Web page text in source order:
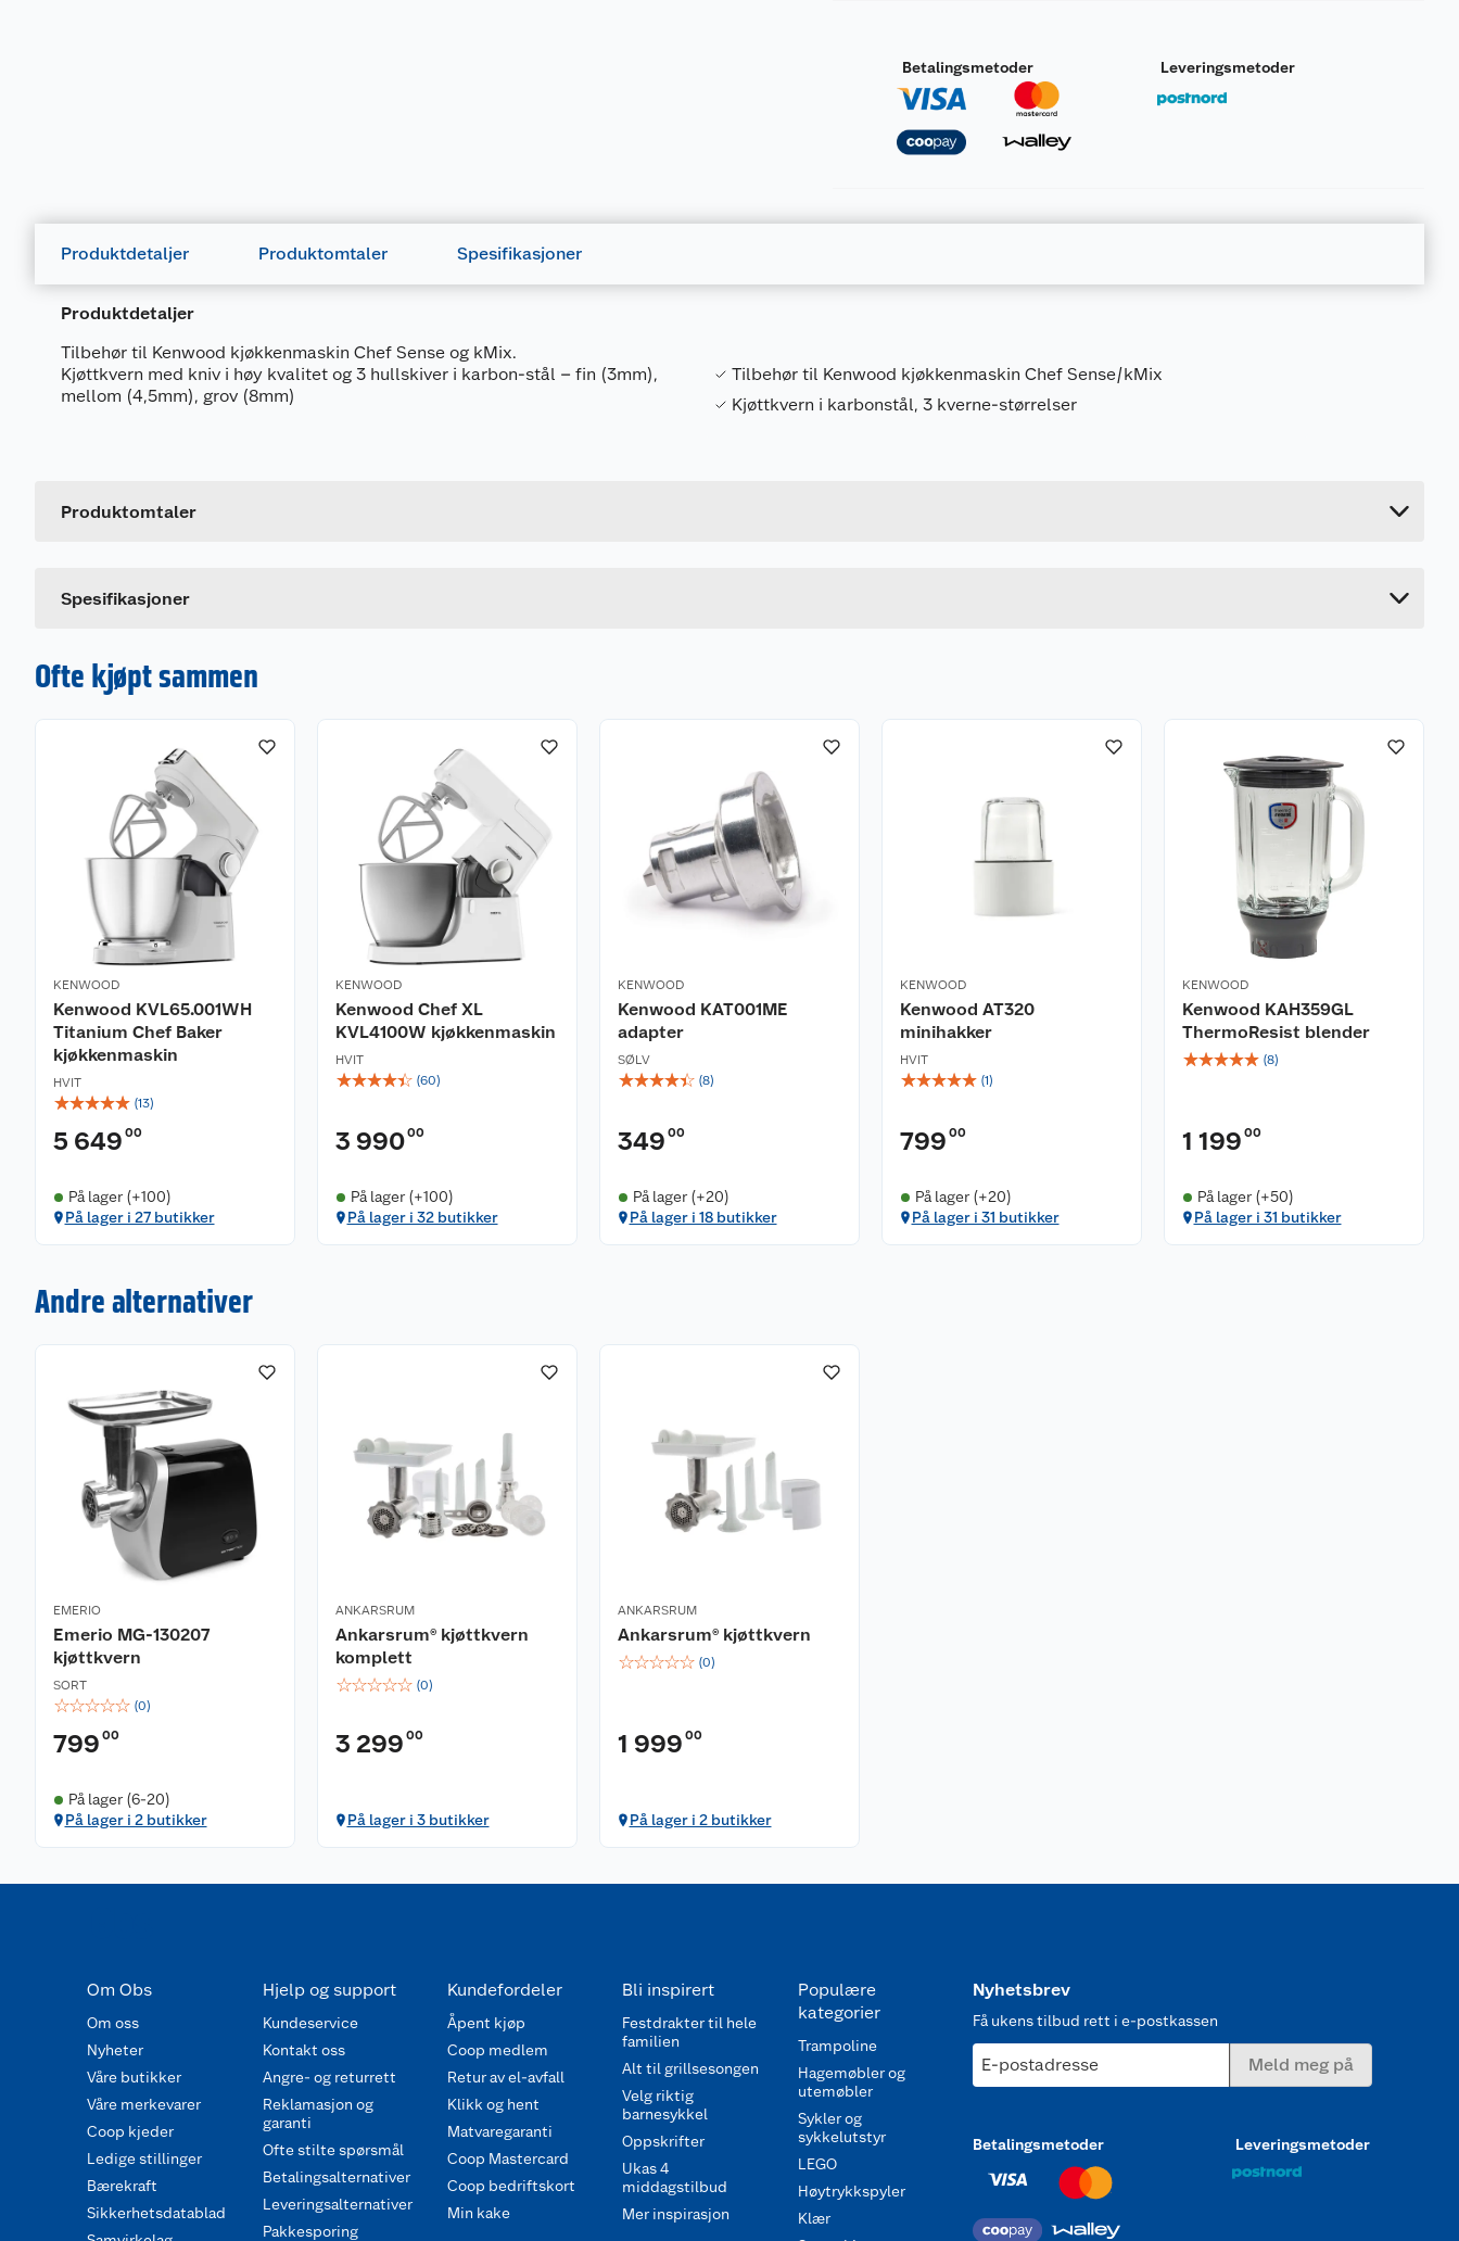
Betalingsmetoder Leveringsmetoder
Produktdetaljer Produktomtaler Spesifikasjoner
Produktdetaljer
Tilbehør til Kenwood kjøkkenmaskin Chef Sense og kMix.
Kjøttkvern med kniv i høy kvalitet og 3 hullskiver i karbon-stål – fin (3mm),
mellom (4,5mm), grov (8mm)
Tilbehør til Kenwood kjøkkenmaskin Chef Sense/kMix
Kjøttkvern i karbonstål, 3 kverne-størrelser
Produktomtaler
Spesifikasjoner
Leverandørens artikkelnummer
Ofte kjøpt sammen
KENWOOD
Kenwood KVL65.001WH
Titanium Chef Baker
kjøkkenmaskin
HVIT
☆☆☆☆☆ (13)
5 649 00
På lager (+100)
På lager i 27 butikker
KENWOOD
Kenwood Chef XL
KVL4100W kjøkkenmaskin
HVIT
☆☆☆☆☆ (60)
3 99000
På lager (+100)
På lager i 32 butikker
KENWOOD
Kenwood KAT001ME
adapter
SØLV
☆☆☆☆☆ (8)
349 00
På lager (+20)
På lager i 18 butikker
KENWOOD
Kenwood AT320
minihakker
HVIT
☆☆☆☆☆ (1)
799 00
På lager (+20)
På lager i 31 butikker
KENWOOD
Kenwood KAH359GL
ThermoResist blender
☆☆☆☆☆ (8)
1 199 00
På lager (+50)
På lager i 31 butikker
Andre alternativer
EMERIO
Emerio MG-130207
kjøttkvern
SORT
☆☆☆☆☆ (0)
799 00
På lager (6-20)
På lager i 2 butikker
ANKARSRUM
Ankarsrum® kjøttkvern
komplett
☆☆☆☆☆ (0)
3 299 00
På lager i 3 butikker
ANKARSRUM
Ankarsrum® kjøttkvern
☆☆☆☆☆ (0)
1 999 00
På lager i 2 butikker
Om Obs
Om oss
Nyheter
Våre butikker
Våre merkevarer
Coop kjeder
Ledige stillinger
Bærekraft
Sikkerhetsdatablad
Hjelp og support
Kundeservice
Kontakt oss
Angre- og returrett
Reklamasjon og
garanti
Ofte stilte spørsmål
Betalingsalternativer
Leveringsalternativer
Pakkesporing
Kundefordeler
Åpent kjøp
Coop medlem
Retur av el-avfall
Klikk og hent
Matvaregaranti
Coop Mastercard
Coop bedriftskort
Min kake
Bli inspirert
Festdrakter til hele
familien
Alt til grillsesongen
Velg riktig
barnesykkel
Oppskrifter
Ukas 4
middagstilbud
Mer inspirasjon
Populære
kategorier
Trampoline
Hagemøbler og
utemøbler
Sykler og
sykkelutstyr
LEGO
Høytrykkspyler
Klær
Nyhetsbrev
Få ukens tilbud rett i e-postkassen
E-postadresse Meld meg på
Betalingsmetoder Leveringsmetoder